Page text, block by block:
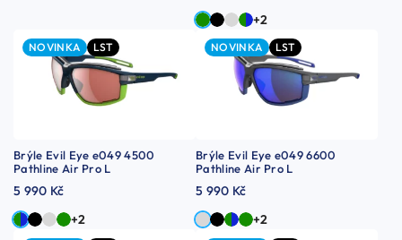
+2
NOVINKA LST
Brýle Evil Eye e049 4500
Pathline Air Pro L
5 990 Kč
+2
NOVINKA LST
Brýle Evil Eye e049 6600
Pathline Air Pro L
5 990 Kč
+2